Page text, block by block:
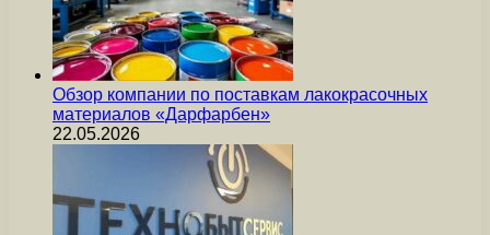
Обзор компании по поставкам лакокрасочных
материалов «Дарфарбен»
22.05.2026